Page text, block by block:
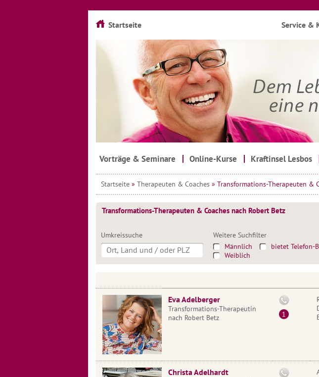
Vorträge & Seminare Online-Kurse Kraftinsel Lesbos
Startseite » Therapeuten & Coaches » Transformations-Therapeuten &
Transformations-Therapeuten & Coaches nach Robert Betz
Umkreissuche
Weitere Suchfilter
Männlich
Weiblich
bietet Telefon-
Eva Adelberger
Transformations-Therapeutin
nach Robert Betz
Christa Adelhardt
Startseite Service &